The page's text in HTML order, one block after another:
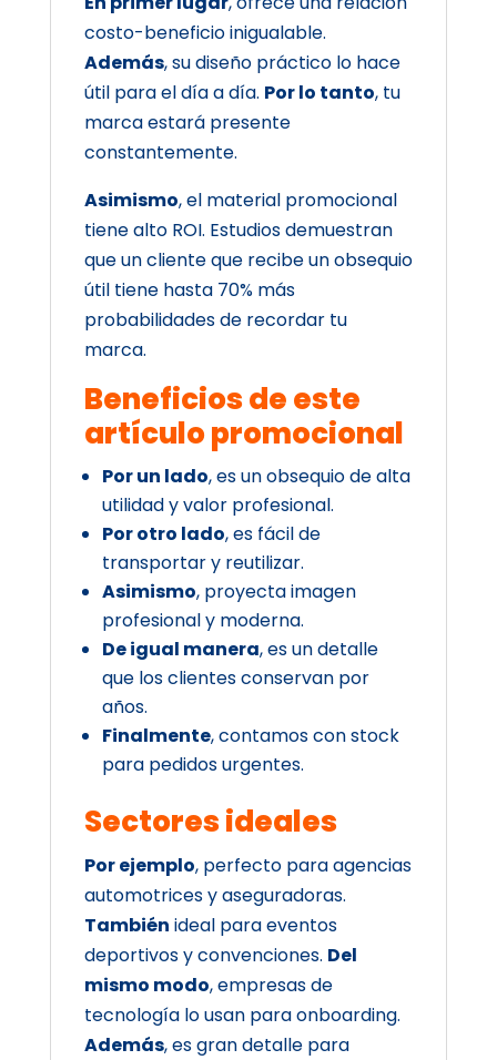
costo-beneficio inigualable.
Además, su diseño práctico lo hace
útil para el día a día. Por lo tanto, tu
marca estará presente
constantemente.
Asimismo, el material promocional
tiene alto ROI. Estudios demuestran
que un cliente que recibe un obsequio
útil tiene hasta 70% más
probabilidades de recordar tu
marca.
Beneficios de este
artículo promocional
Por un lado, es un obsequio de alta
utilidad y valor profesional.
Por otro lado, es fácil de
transportar y reutilizar.
Asimismo, proyecta imagen
profesional y moderna.
De igual manera, es un detalle
que los clientes conservan por
años.
Finalmente, contamos con stock
para pedidos urgentes.
Sectores ideales
Por ejemplo, perfecto para agencias
automotrices y aseguradoras.
También ideal para eventos
deportivos y convenciones. Del
mismo modo, empresas de
tecnología lo usan para onboarding.
Además, es gran detalle para